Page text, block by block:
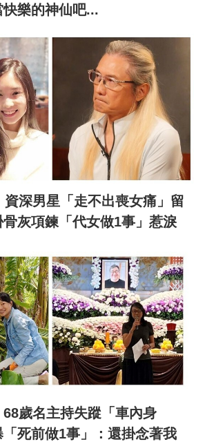
樂的神仙吧...
深男星「走不出喪女痛」留
灰項鍊「代女做1事」惹淚
歲名主持失蹤「車內身
死前做1事」：還掛念著我